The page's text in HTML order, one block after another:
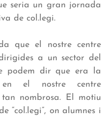
seria un gran jornada
de col.legi.
que el nostre centre
a un sector del
podem dir que era la
el nostre centre
nombrosa. El motiu
“col.legi”, on alumnes i